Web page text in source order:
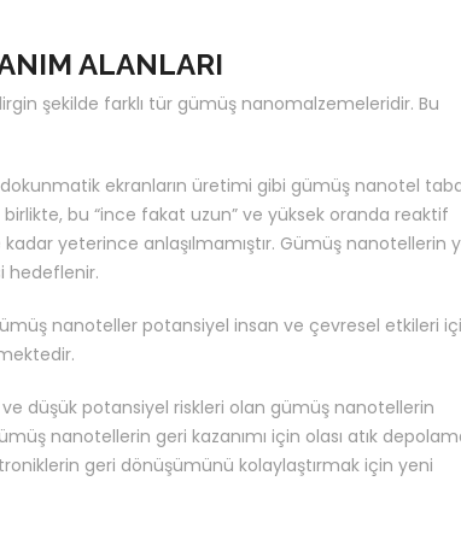
ALANLARI
şekilde farklı tür gümüş nanomalzemeleridir. Bu
ekranların üretimi gibi gümüş nanotel
bu “ince fakat uzun” ve yüksek oranda reaktif
yeterince anlaşılmamıştır. Gümüş nanotellerin
hedeflenir.
nanoteller potansiyel insan ve çevresel etkileri
düşük potansiyel riskleri olan gümüş nanotellerin
nanotellerin geri kazanımı için olası atık
geri dönüşümünü kolaylaştırmak için yeni